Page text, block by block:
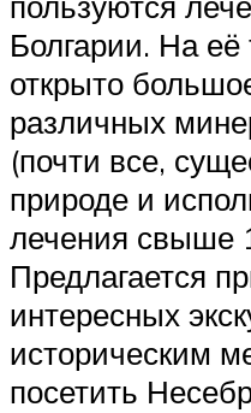
Болгарии. На её
открыто
различных
(почти все,
природе и
лечения свыше
Предлагается
интересных
историческим
посетить